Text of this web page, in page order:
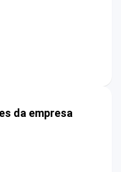
da empresa